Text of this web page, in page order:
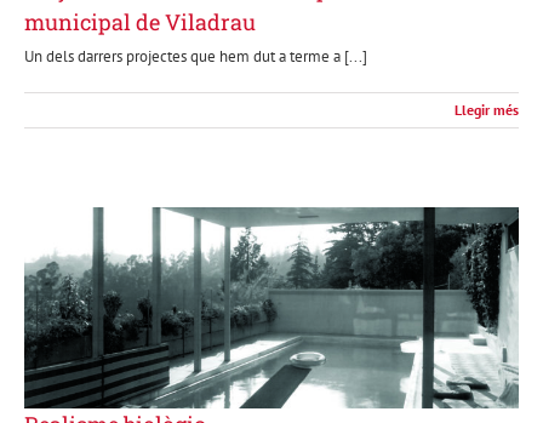
municipal de Viladrau
Un dels darrers projectes que hem dut a terme a [...]
Llegir més